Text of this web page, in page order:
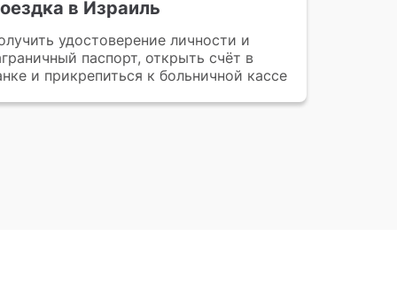
в Израиль
удостоверение личности и
паспорт, открыть счёт в
и прикрепиться к больничной кассе